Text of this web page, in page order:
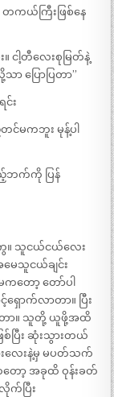
တကယ်ကြီးဖြစ်နေ
ငါ့တီလေးစုမြတ်နဲ့
ပြောပြတာ”
း
မကဘူး မုန့်ပါ
ဘက်ကို ပြန်
။ သူငယ်ငယ်လေး
ေသူငယ်ချင်း
တော့ တော်ပါ
ောက်လာတာ။ ပြီး
တာ။ သူတို့ ယူဖို့အထိ
စ်ပြီး ဆုံးသွားတယ်
လေးနဲ့မှ မပတ်သက်
ာ့ အခုထိ ဝုန်းခတ်
က်ပြီး